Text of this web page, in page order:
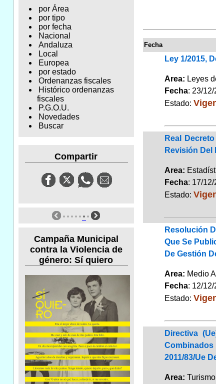
por Área
por tipo
por fecha
Nacional
Andaluza
Local
Europea
por estado
Ordenanzas fiscales
Histórico ordenanzas
fiscales
P.G.O.U.
Novedades
Buscar
Compartir
Campaña Municipal
contra la Violencia de
género: Sí quiero
Fecha
Ley 1/2015,
Area: Leyes
Fecha: 23/12/
Estado:
Real
Revisión Del
Area:
Fecha: 17/12/
Estado:
Resolución
Que Se
De Gestión
Area: Medio
Fecha: 12/12/
Estado:
Directiva
Combinados
2011/83/Ue
Area: